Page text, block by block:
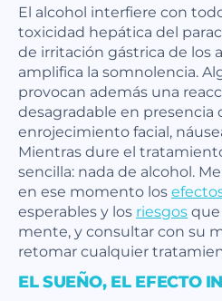
El alcohol interfiere con
toxicidad hepática del
de irritación gástrica de los
amplifica la somnolencia.
provocan además una
desagradable en presencia
enrojecimiento facial,
Mientras dure el
sencilla: nada de alcohol.
en ese momento los
esperables y los riesgos
mente, y consultar con su
retomar cualquier
EL SUEÑO, EL EFECTO